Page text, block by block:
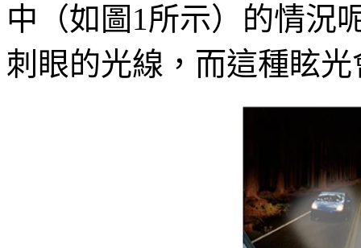
中（如圖1所示）的情況
刺眼的光線，而這種眩